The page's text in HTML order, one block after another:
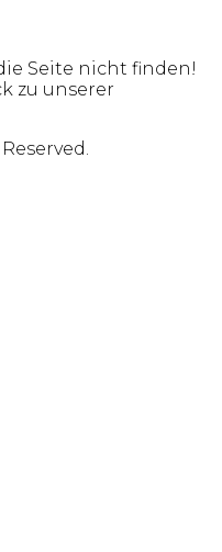
Seite nicht finden!
zu unserer